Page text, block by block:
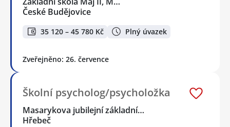
České Budějovice
35 120 – 45 780 Kč Plný úvazek
Zveřejněno: 26. července
Školní psycholog/psycholožka
Masarykova jubilejní základní…
Hřebeč